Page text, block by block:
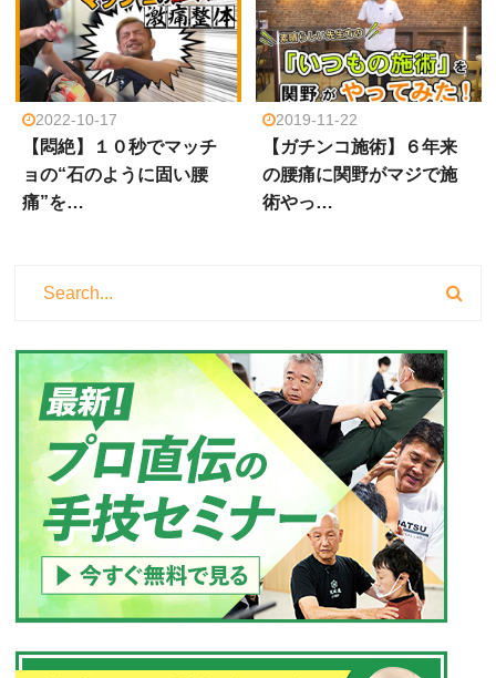
2022-10-17
【悶絶】１０秒でマッチ
ョの“石のように固い腰
痛”を…
2019-11-22
【ガチンコ施術】６年来
の腰痛に関野がマジで施
術やっ…